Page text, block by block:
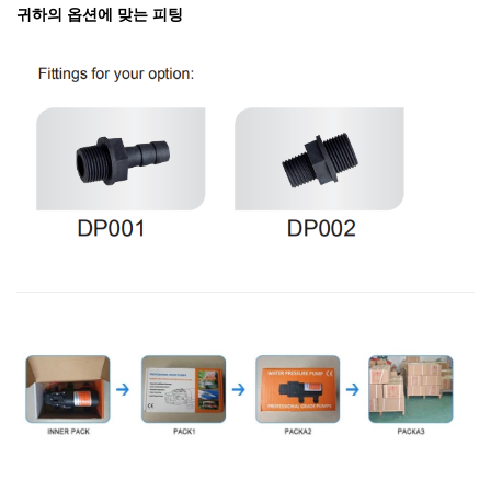
귀하의 옵션에 맞는 피팅